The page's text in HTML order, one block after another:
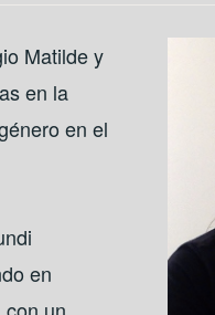
Matilde y
en la
en el
en